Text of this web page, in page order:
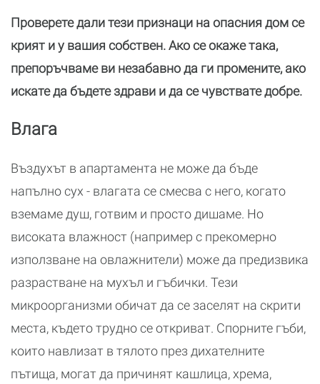
Проверете дали тези признаци на опасния дом се
крият и у вашия собствен. Ако се окаже така,
препоръчваме ви незабавно да ги промените, ако
искате да бъдете здрави и да се чувствате добре.
Влага
Въздухът в апартамента не може да бъде
напълно сух - влагата се смесва с него, когато
вземаме душ, готвим и просто дишаме. Но
високата влажност (например с прекомерно
използване на овлажнители) може да предизвика
разрастване на мухъл и гъбички. Тези
микроорганизми обичат да се заселят на скрити
места, където трудно се откриват. Спорните гъби,
които навлизат в тялото през дихателните
пътища, могат да причинят кашлица, хрема,